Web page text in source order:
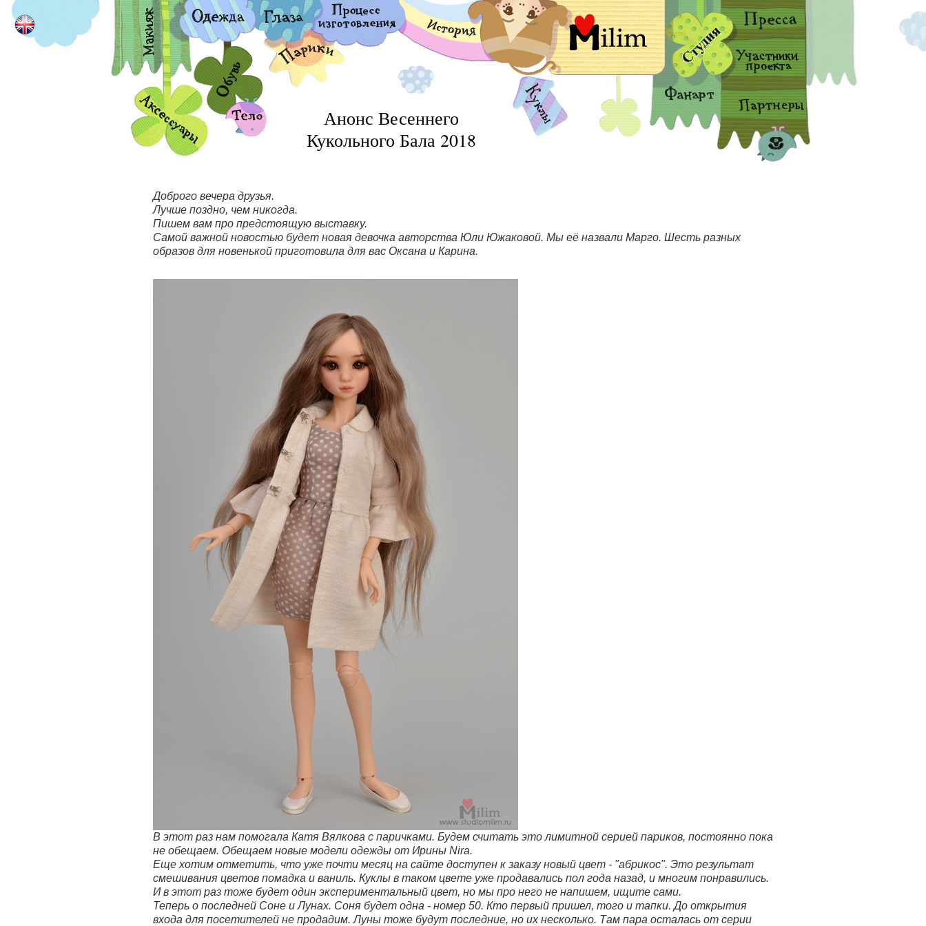
Анонс Весеннего
Кукольного Бала 2018
Доброго вечера друзья.
Лучше поздно, чем никогда.
Пишем вам про предстоящую выставку.
Самой важной новостью будет новая девочка авторства Юли Южаковой. Мы её назвали Марго. Шесть разных
образов для новенькой приготовила для вас Оксана и Карина.
В этот раз нам помогала Катя Вялкова с паричками. Будем считать это лимитной серией париков, постоянно пока
не обещаем. Обещаем новые модели одежды от Ирины Nira.
Еще хотим отметить, что уже почти месяц на сайте доступен к заказу новый цвет - "абрикос". Это результат
смешивания цветов помадка и ваниль. Куклы в таком цвете уже продавались пол года назад, и многим понравились.
И в этот раз тоже будет один экспериментальный цвет, но мы про него не напишем, ищите сами.
Теперь о последней Соне и Лунах. Соня будет одна - номер 50. Кто первый пришел, того и тапки. До открытия
входа для посетителей не продадим. Луны тоже будут последние, но их несколько. Там пара осталась от серии